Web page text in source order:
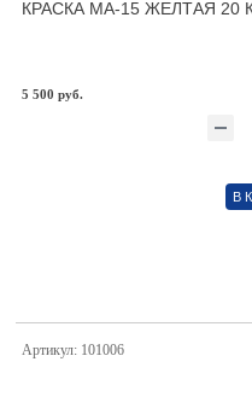
КРАСКА МА-15 ЖЕЛТАЯ 20
5 500 руб.
В
Артикул: 101006